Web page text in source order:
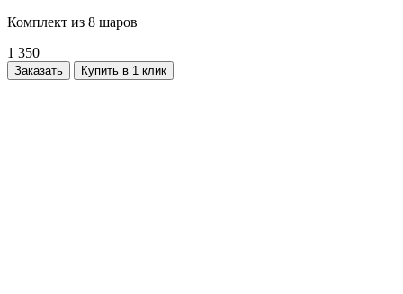
Комплект из 8 шаров
1 350
Заказать Купить в 1 клик